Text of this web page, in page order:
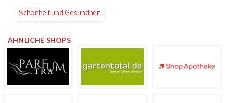
Schönheit und Gesundheit
ÄHNLICHE SHOPS